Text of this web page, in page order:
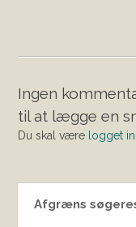
Ingen
til at lægge en
Du skal være logget
Afgræns